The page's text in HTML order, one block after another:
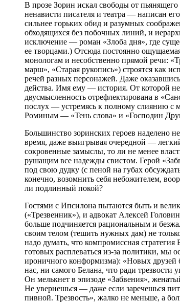
В прозе Зорин искал свободы от
ненависти писателя и театра — написан
сильнее горьких обид и разумных
обходящихся без побочных линий, и
исключение — роман «Злоба дня», где
ее творцами.) Отсюда постоянно
монологам и несобственно прямой речи:
марш», «Старая рукопись») строятся как
речей разных персонажей. Даже
действа. Имя ему — история. От которой
двусмысленность отрефлектирована в
послух — устремясь к полному слиянию с
Роминым — «Тень слова» и «Господин
Большинство зоринских героев наделено
время, даже выигрывая очередной —
сокровенные замыслы, то ли не менее
рушащим все надежды свистом. Герой
под свою дудку (с пеной на губах
конечно, возомнить себя небожителем,
ли подлинный покой?
Гостями с Ипсилона пытаются быть и
(«Трезвенник»), и адвокат Алексей
больше подчиняется рациональным и
своим телом (тешить нужных дам) не
надо думать, что компромиссная
готовых расплеваться из-за политики, мы
ироничного конформизма): «Новых друзей
нас, ни самого Белана, что ради
Он мелькнет в эпизоде «Забвения»,
Не увернешься — даже если заречешься
пивной. Трезвость», жалко не меньше, а